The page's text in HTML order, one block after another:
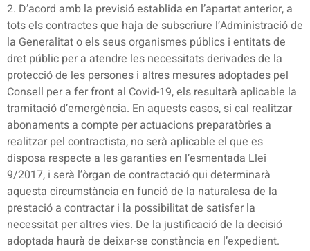
2. D’acord amb la previsió establida en l’apartat anterior, a
tots els contractes que haja de subscriure l’Administració de
la Generalitat o els seus organismes públics i entitats de
dret públic per a atendre les necessitats derivades de la
protecció de les persones i altres mesures adoptades pel
Consell per a fer front al Covid-19, els resultarà aplicable la
tramitació d’emergència. En aquests casos, si cal realitzar
abonaments a compte per actuacions preparatòries a
realitzar pel contractista, no serà aplicable el que es
disposa respecte a les garanties en l’esmentada Llei
9/2017, i serà l’òrgan de contractació qui determinarà
aquesta circumstància en funció de la naturalesa de la
prestació a contractar i la possibilitat de satisfer la
necessitat per altres vies. De la justificació de la decisió
adoptada haurà de deixar-se constància en l’expedient.